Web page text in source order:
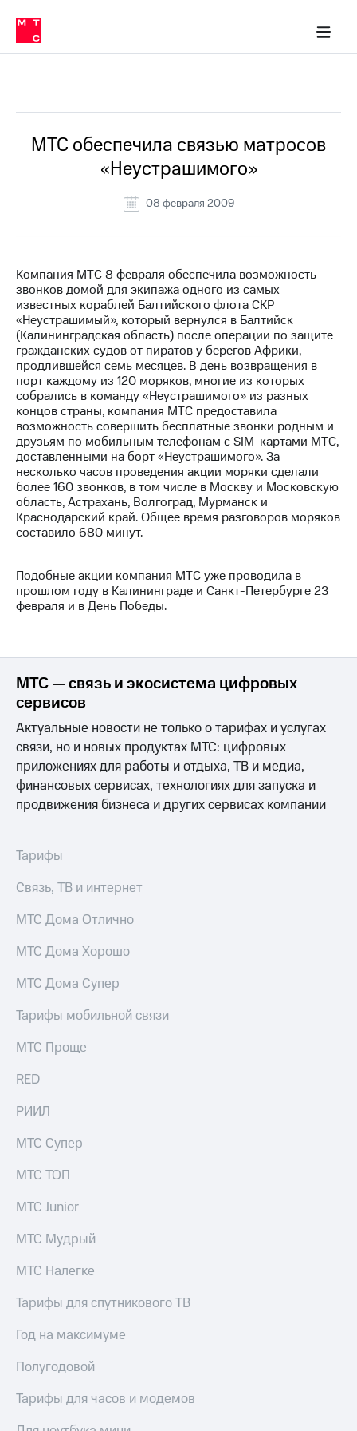
Медиа-центр
и акционерам
Устойчивое развитие
Комплаенс и деловая этика
компании
Карьера
История
компании
Руководство
Контакты
Медиа-центр
Пресс-
релизы
МТС
о технологиях
Достижения
Интервью
Финансовая
отчетность
Контакты
в
регионе
управление
Корпоративный
секретарь
информации
Информация
акционерам
Документы
ПАО
"МТС"
акционера
Акционерный
капитал
и
аудит
Рынок
акций
Описание
приобретения
облигаций
Описание
Уведомление
погашении
именных
облигаций
Другое
Регистратор
Контакты
деловая этика
На главную
в МТС
Пресс-
релизы
о технологиях
МТС обеспечила связью матросов
«Неустрашимого»
08 февраля 2009
Компания МТС 8 февраля обеспечила возможность
звонков домой для экипажа одного из самых
известных кораблей Балтийского флота СКР
«Неустрашимый», который вернулся в Балтийск
(Калининградская область) после операции по защите
гражданских судов от пиратов у берегов Африки,
продлившейся семь месяцев. В день возвращения в
порт каждому из 120 моряков, многие из которых
собрались в команду «Неустрашимого» из разных
концов страны, компания МТС предоставила
возможность совершить бесплатные звонки родным и
друзьям по мобильным телефонам с SIM-картами МТС,
доставленными на борт «Неустрашимого». За
несколько часов проведения акции моряки сделали
более 160 звонков, в том числе в Москву и Московскую
область, Астрахань, Волгоград, Мурманск и
Краснодарский край. Общее время разговоров моряков
составило 680 минут.
Подобные акции компания МТС уже проводила в
прошлом году в Калининграде и Санкт-Петербурге 23
февраля и в День Победы.
МТС — связь и экосистема цифровых
сервисов
Актуальные новости не только о тарифах и услугах
связи, но и новых продуктах МТС: цифровых
приложениях для работы и отдыха, ТВ и медиа,
финансовых сервисах, технологиях для запуска и
продвижения бизнеса и других сервисах компании
Тарифы
Связь, ТВ и интернет
МТС Дома Отлично
МТС Дома Хорошо
МТС Дома Супер
Тарифы мобильной связи
МТС Проще
RED
РИИЛ
МТС Супер
МТС ТОП
МТС Junior
МТС Мудрый
МТС Налегке
Тарифы для спутникового ТВ
Год на максимуме
Полугодовой
Тарифы для часов и модемов